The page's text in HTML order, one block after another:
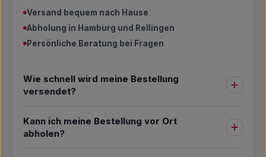
Versand bequem nach Hause
Abholung in Hamburg und Rellingen
Persönliche Beratung bei Fragen
Wie schnell wird meine Bestellung
versendet?
Kann ich meine Bestellung vor Ort
abholen?